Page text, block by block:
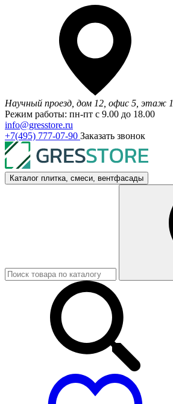
Научный проезд, дом 12, офис 5, этаж 1
Режим работы: пн-пт с 9.00 до 18.00
info@gresstore.ru
+7(495) 777-07-90 Заказать звонок
Каталог плитка, смеси, вентфасады